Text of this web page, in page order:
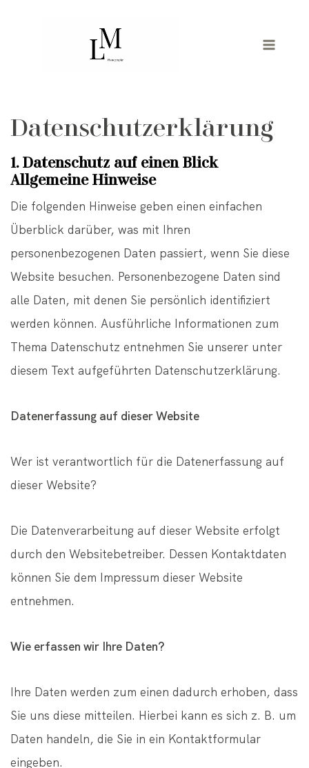
Datenschutzerklärung
1. Datenschutz auf einen Blick
Allgemeine Hinweise
Die folgenden Hinweise geben einen einfachen
Überblick darüber, was mit Ihren
personenbezogenen Daten passiert, wenn Sie diese
Website besuchen. Personenbezogene Daten sind
alle Daten, mit denen Sie persönlich identifiziert
werden können. Ausführliche Informationen zum
Thema Datenschutz entnehmen Sie unserer unter
diesem Text aufgeführten Datenschutzerklärung.
Datenerfassung auf dieser Website
Wer ist verantwortlich für die Datenerfassung auf
dieser Website?
Die Datenverarbeitung auf dieser Website erfolgt
durch den Websitebetreiber. Dessen Kontaktdaten
können Sie dem Impressum dieser Website
entnehmen.
Wie erfassen wir Ihre Daten?
Ihre Daten werden zum einen dadurch erhoben, dass
Sie uns diese mitteilen. Hierbei kann es sich z. B. um
Daten handeln, die Sie in ein Kontaktformular
eingeben.